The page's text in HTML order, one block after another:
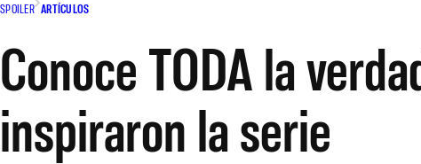
SPOILER ARTÍCULOS
Conoce TODA la
inspiraron la serie